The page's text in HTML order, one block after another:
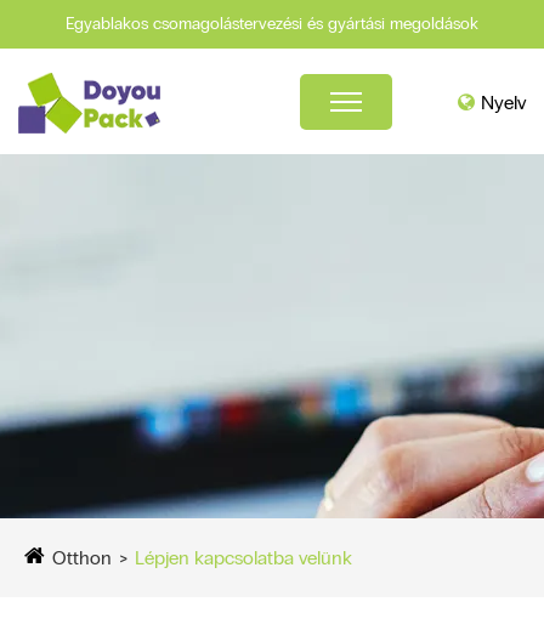
Egyablakos csomagolástervezési és gyártási megoldások
Nyelv
Otthon Lépjen kapcsolatba velünk